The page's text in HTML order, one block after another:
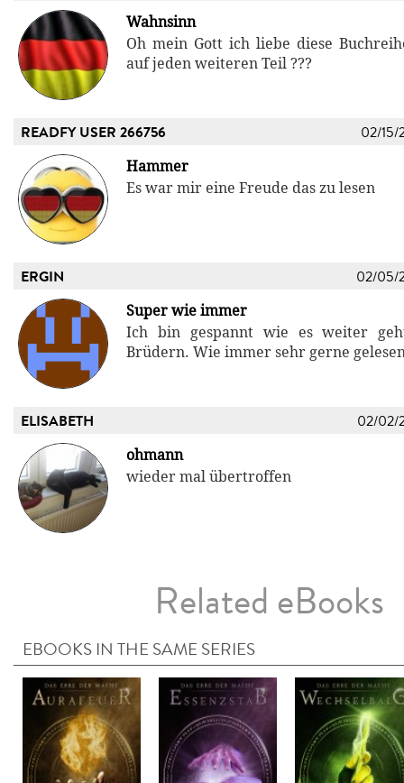
Wahnsinn
Oh mein Gott ich liebe diese
auf jeden weiteren Teil ???
READFY USER 266756 02/15/
Hammer
Es war mir eine Freude das zu lesen
ERGIN 02/05/
Super wie immer
Ich bin gespannt wie es weiter
Brüdern. Wie immer sehr gerne
ELISABETH 02/02/
ohmann
wieder mal übertroffen
Related eBooks
EBOOKS IN THE SAME SERIES